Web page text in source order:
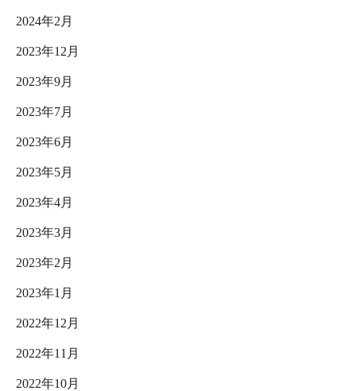
2024年2月
2023年12月
2023年9月
2023年7月
2023年6月
2023年5月
2023年4月
2023年3月
2023年2月
2023年1月
2022年12月
2022年11月
2022年10月